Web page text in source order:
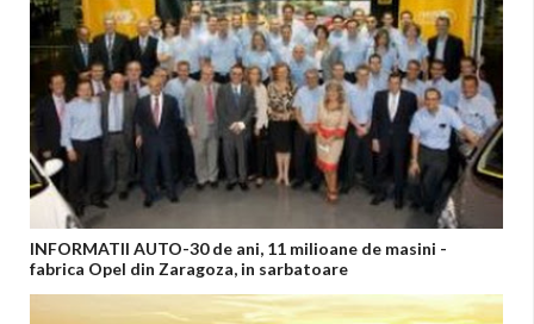
INFORMATII AUTO-30 de ani, 11 milioane de masini -
fabrica Opel din Zaragoza, in sarbatoare